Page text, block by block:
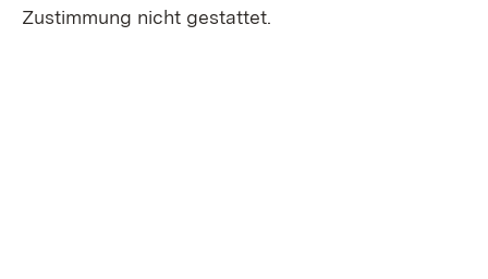
Zustimmung nicht gestattet.